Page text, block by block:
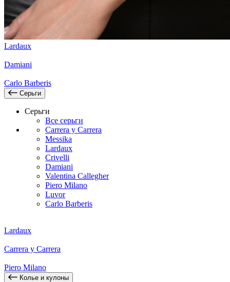
Lardaux
Damiani
Carlo Barberis
Серьги
Серьги
Все серьги
Carrera y Carrera
Messika
Lardaux
Crivelli
Damiani
Valentina Callegher
Piero Milano
Luvor
Carlo Barberis
Lardaux
Carrera y Carrera
Piero Milano
Колье и кулоны